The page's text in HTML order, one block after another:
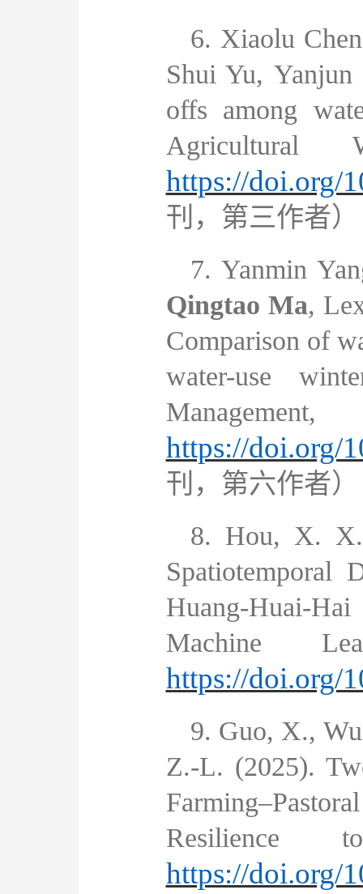
6. Xiaolu
Shui Yu, Yanjun
offs among
Agricultural
https://doi.org/
刊 ，第三作者）
7. Yanmin
Qingtao Ma,
Comparison of
water-use
Management,
https://doi.org/
刊 ，第六作者）
8. Hou, X.
Spatiotemporal
Huang-Huai-
Machine
https://doi.org/
9. Guo, X.,
Z.-L. (2025).
Farming–
Resilience
https://doi.org/